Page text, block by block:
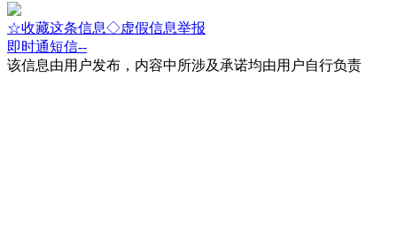
☆收藏这条信息◇虚假信息举报
即时通短信--
该信息由用户发布，内容中所涉及承诺均由用户自行负责